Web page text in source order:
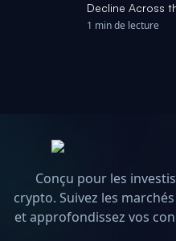
Decline Across
Below $59,000;
1 min de lecture
Conçu pour les
crypto. Suivez les
et approfondissez vos